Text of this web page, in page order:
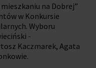
na Dobrej”
w Konkursie
Wyboru
-
Kaczmarek, Agata